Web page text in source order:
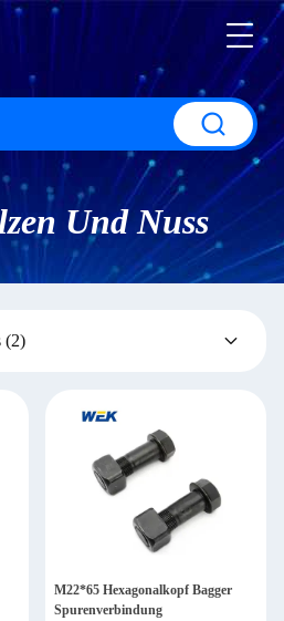
Und Nuss
(2)
M22*65 Hexagonalkopf Bagger
Spurenverbindung